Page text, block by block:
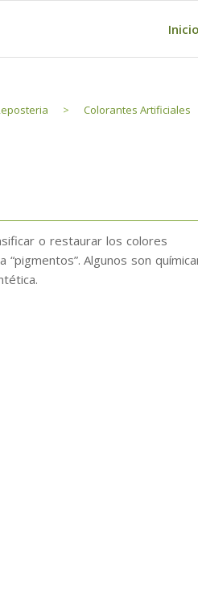
Inicio
> Colorantes Artificiales
o restaurar los colores
Algunos son